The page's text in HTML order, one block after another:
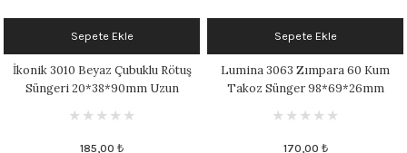
- 1046 °C
Sepete Ekle
İkonik 3010 Beyaz Çubuklu Rötuş
Süngeri 20*38*90mm Uzun
185,00 ₺
Sepete Ekle
Lumina 3063 Zımpara 60 Kum
Takoz Sünger 98*69*26mm
170,00 ₺